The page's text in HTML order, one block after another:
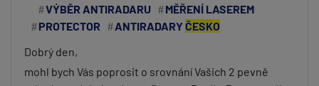
VÝBĚR ANTIRADARU
MĚŘENÍ LASEREM
PROTECTOR
ANTIRADARYČESKO
Dobrý den,
mohl bych Vás poprosit o srovnání Vašich 2 pevně